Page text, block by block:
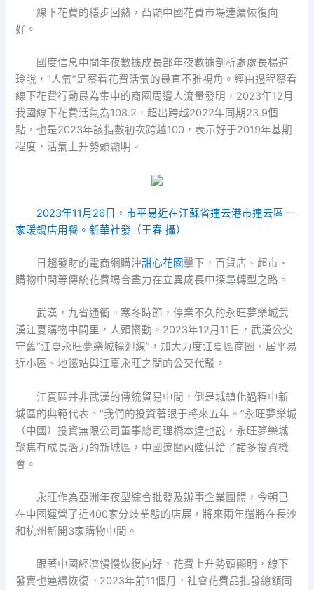
線下花費的穩步回熱，凸顯中國花費市場連續恢復向
好。
國度信息中間年夜數據成長部年夜數據剖析處處長楊道
玲說，“人氣”是察看花費活氣的最直不雅視角。經由過程察看
線下花費行動最為集中的商圈周邊人流量發明，2023年12月
我國線下花費活氣為108.2，超出跨越2022年同期23.9個
點，也是2023年該指數初次跨越100，表示好于2019年基期
程度，活氣上升勢頭顯明。
2023年11月26日，市平易近在江蘇省連云港市連云區一
家暖鍋店用餐。新華社發（王春 攝）
日趨發財的電商網購沖甜心花園擊下，百貨店、超市、
購物中間等傳統花費場合盡力在立異成長中探尋轉型之路。
武漢，九省通衢。寒冬時節，停業不久的永旺夢樂城武
漢江夏購物中間里，人頭攢動。2023年12月11日，武漢公交
守舊“江夏永旺夢樂城輪迴線”，加大力度江夏區商圈、居平易
近小區、地鐵站與江夏永旺之間的公交代駁。
江夏區并非武漢的傳統貿易中間，倒是城鎮化過程中新
城區的典範代表。“我們的投資著眼于將來五年。”永旺夢樂城
（中國）投資無限公司董事總司理橋本達也說，永旺夢樂城
聚焦有成長潛力的新城區，中國遼闊內陸供給了諸多投資機
會。
永旺作為亞洲年夜型綜合批發及辦事企業團體，今朝已
在中國運營了近400家分歧業態的店展，將來兩年還將在長沙
和杭州新開3家購物中間。
跟著中國經濟慢慢恢復向好，花費上升勢頭顯明，線下
發賣也連續恢復。2023年前11個月，社會花費品批發總額同